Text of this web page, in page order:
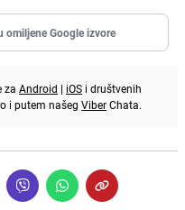
omiljene Google izvore
za Android | iOS i društvenih
i putem našeg ViberChata.